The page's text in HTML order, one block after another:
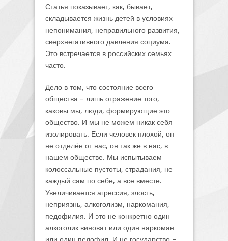
Статья показывает, как, бывает,
складывается жизнь детей в условиях
непонимания, неправильного развития,
сверхнегативного давления социума.
Это встречается в российских семьях
часто.
Дело в том, что состояние всего
общества – лишь отражение того,
каковы мы, люди, формирующие это
общество. И мы не можем никак себя
изолировать. Если человек плохой, он
не отделён от нас, он так же в нас, в
нашем обществе. Мы испытываем
колоссальные пустоты, страдания, не
каждый сам по себе, а все вместе.
Увеличивается агрессия, злость,
неприязнь, алкоголизм, наркомания,
педофилия. И это не конкретно один
алкоголик виноват или один наркоман